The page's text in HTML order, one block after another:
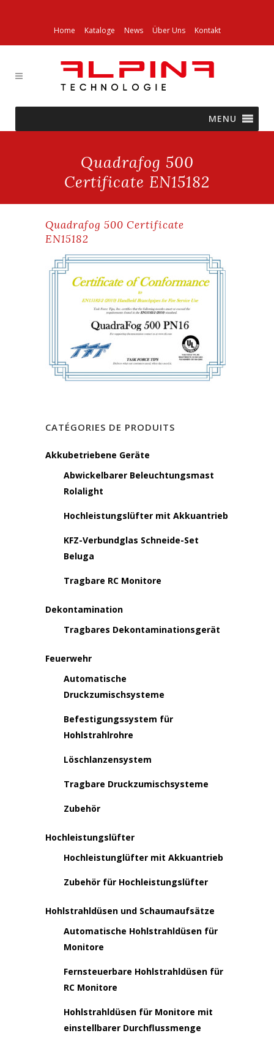
Home Kataloge News Über Uns Kontakt
MENU
Quadrafog 500
Certificate EN15182
Quadrafog 500 Certificate
EN15182
CATÉGORIES DE PRODUITS
Akkubetriebene Geräte
Abwickelbarer Beleuchtungsmast
Rolalight
Hochleistungslüfter mit Akkuantrieb
KFZ-Verbundglas Schneide-Set
Beluga
Tragbare RC Monitore
Dekontamination
Tragbares Dekontaminationsgerät
Feuerwehr
Automatische
Druckzumischsysteme
Befestigungssystem für
Hohlstrahlrohre
Löschlanzensystem
Tragbare Druckzumischsysteme
Zubehör
Hochleistungslüfter
Hochleistunglüfter mit Akkuantrieb
Zubehör für Hochleistungslüfter
Hohlstrahldüsen und Schaumaufsätze
Automatische Hohlstrahldüsen für
Monitore
Fernsteuerbare Hohlstrahldüsen für
RC Monitore
Hohlstrahldüsen für Monitore mit
einstellbarer Durchflussmenge